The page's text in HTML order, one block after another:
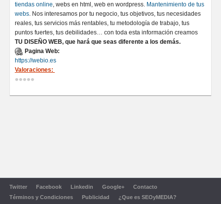
tiendas online, webs en html, web en wordpress. Mantenimiento de tus
webs. Nos interesamos por tu negocio, tus objetivos, tus necesidades
reales, tus servicios más rentables, tu metodología de trabajo, tus
puntos fuertes, tus debilidades… con toda esta información creamos
TU DISEÑO WEB, que hará que seas diferente a los demás.
Pagina Web:
https://webio.es
Valoraciones:
Twitter Facebook Linkedin Google+
Contacto
Términos y Condiciones
Publicidad ¿Que es SEOyMEDIA?